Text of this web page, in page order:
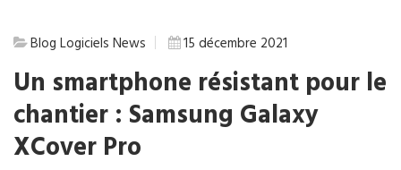
Blog Logiciels News 15 décembre 2021
Un smartphone résistant pour le
chantier : Samsung Galaxy
XCover Pro